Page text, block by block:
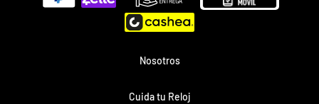
de
Nosotros
Cuida tu Reloj